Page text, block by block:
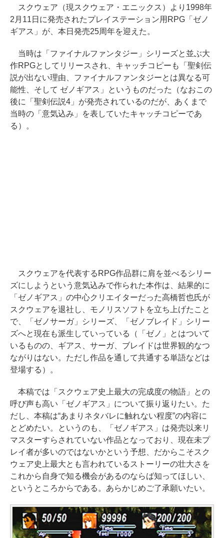
スクウェア（現スクウェア・エニックス）より1998年
2月11日に発売されたプレイステーション用RPG「ゼノ
ギアス」が、本日発売25周年を迎えた。
当時は「ファイナルファンタジー」シリーズと並ぶ大
作RPGとしてリリースされ、キャッチコピーも「聖剣伝
説が出ない理由、ファイナルファンタジーとは異なる可
能性、そして ゼノギアス」というものだった（なおこの
後に「聖剣伝説4」が発売されているのだが、あくまで
当時の「意気込み」を表していたキャッチコピーであ
る）。
スクウェアを代表するRPG作品群に肩を並べるシリー
ズにしようという意気込みで作られた本作は、結果的に
「ゼノギアス」の中心クリエイターだった高橋哲也氏が
スクウェアを退社し、モノリスソフトを立ち上げたこと
で、「ゼノサーガ」シリーズ、「ゼノブレイド」シリー
ズへと現在も派生していっている（「ゼノ」とはついて
いるものの、ギアス、サーガ、ブレイドは世界観的なつ
ながりはない。ただし作品を通して共通する単語などは
登場する）。
本稿では「スクウェア史上最大の完成度の物語」との
呼び声も高い「ゼノギアス」について振り返りたい。た
だし、本稿は“あまりネタバレに触れない程度”の内容に
とどめたい。というのも、「ゼノギアス」は発売以来リ
マスターすらされていない作品となっており、現在未プ
レイ者が多いのではないかという予想、だからこそスク
ウェア史上最大とも言われているストーリーの壮大さを
これから自身で知る機会があるのならば知ってほしい、
というところからである。あらかじめご了承願いたい。